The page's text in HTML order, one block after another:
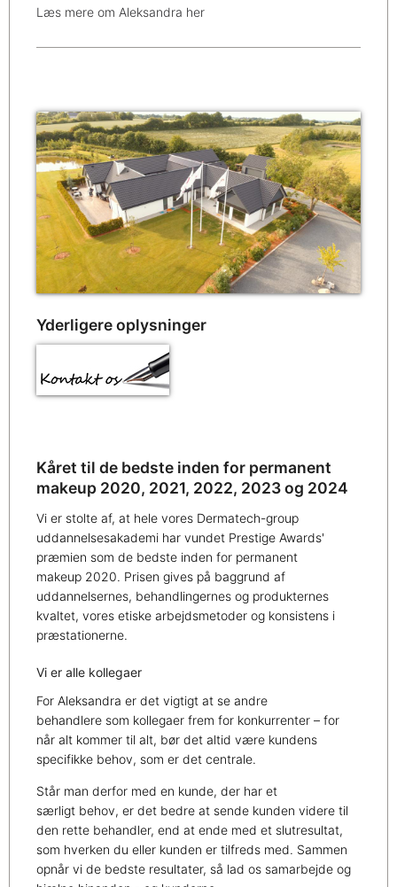
Læs mere om Aleksandra her
Yderligere oplysninger
Kåret til de bedste inden for permanent
makeup 2020, 2021, 2022, 2023 og 2024
Vi er stolte af, at hele vores Dermatech-group
uddannelsesakademi har vundet Prestige Awards'
præmien som de bedste inden for permanent
makeup 2020. Prisen gives på baggrund af
uddannelsernes, behandlingernes og produkternes
kvaltet, vores etiske arbejdsmetoder og konsistens i
præstationerne.
Vi er alle kollegaer
For Aleksandra er det vigtigt at se andre
behandlere som kollegaer frem for konkurrenter – for
når alt kommer til alt, bør det altid være kundens
specifikke behov, som er det centrale.
Står man derfor med en kunde, der har et
særligt behov, er det bedre at sende kunden videre til
den rette behandler, end at ende med et slutresultat,
som hverken du eller kunden er tilfreds med. Sammen
opnår vi de bedste resultater, så lad os samarbejde og